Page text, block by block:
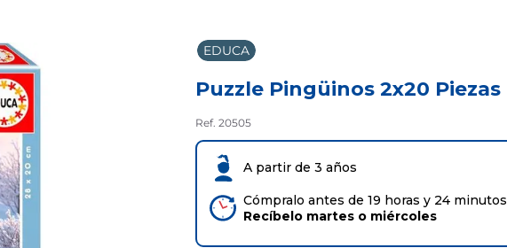
EDUCA
Puzzle Pingüinos 2x20 Piezas
Ref. 20505
A partir de 3 años
Cómpralo antes de 19 horas y 24 minutos
Recíbelo martes o miércoles